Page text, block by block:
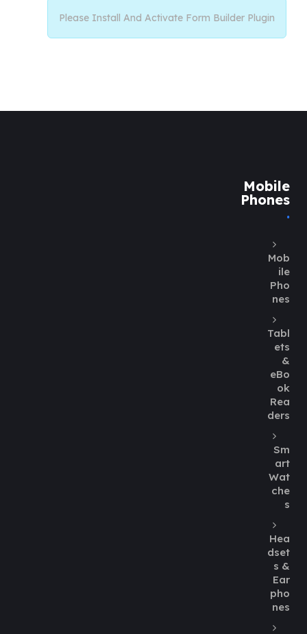
Please Install And Activate Form Builder Plugin
Mobile
Phones
Mob
ile
Pho
nes
Tabl
ets
&
eBo
ok
Rea
ders
Sm
art
Wat
che
s
Hea
dset
s &
Ear
pho
nes